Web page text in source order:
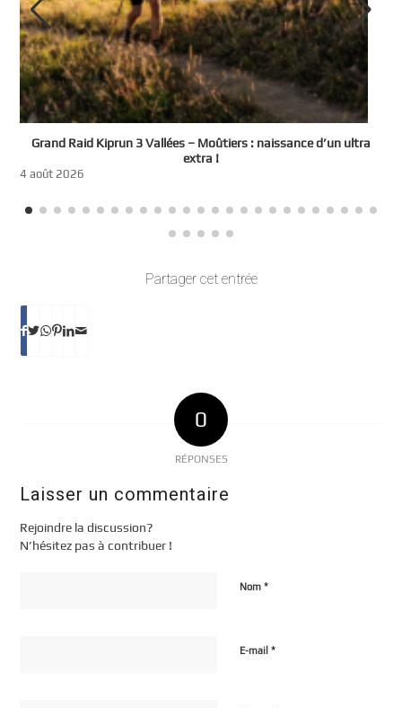
Grand Raid Kiprun 3 Vallées – Moûtiers : naissance d’un ultra
extra !
4 août 2026
Partager cet entrée
0
RÉPONSES
Laisser un commentaire
Rejoindre la discussion?
N’hésitez pas à contribuer !
Nom*
E-mail*